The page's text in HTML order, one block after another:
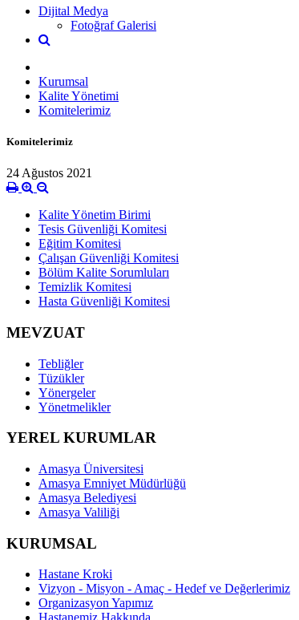
Dijital Medya
Fotoğraf Galerisi
Kurumsal
Kalite Yönetimi
Komitelerimiz
Komitelerimiz
24 Ağustos 2021
Kalite Yönetim Birimi
Tesis Güvenliği Komitesi
Eğitim Komitesi
Çalışan Güvenliği Komitesi
Bölüm Kalite Sorumluları
Temizlik Komitesi
Hasta Güvenliği Komitesi
MEVZUAT
Tebliğler
Tüzükler
Yönergeler
Yönetmelikler
YEREL KURUMLAR
Amasya Üniversitesi
Amasya Emniyet Müdürlüğü
Amasya Belediyesi
Amasya Valiliği
KURUMSAL
Hastane Kroki
Vizyon - Misyon - Amaç - Hedef ve Değerlerimiz
Organizasyon Yapımız